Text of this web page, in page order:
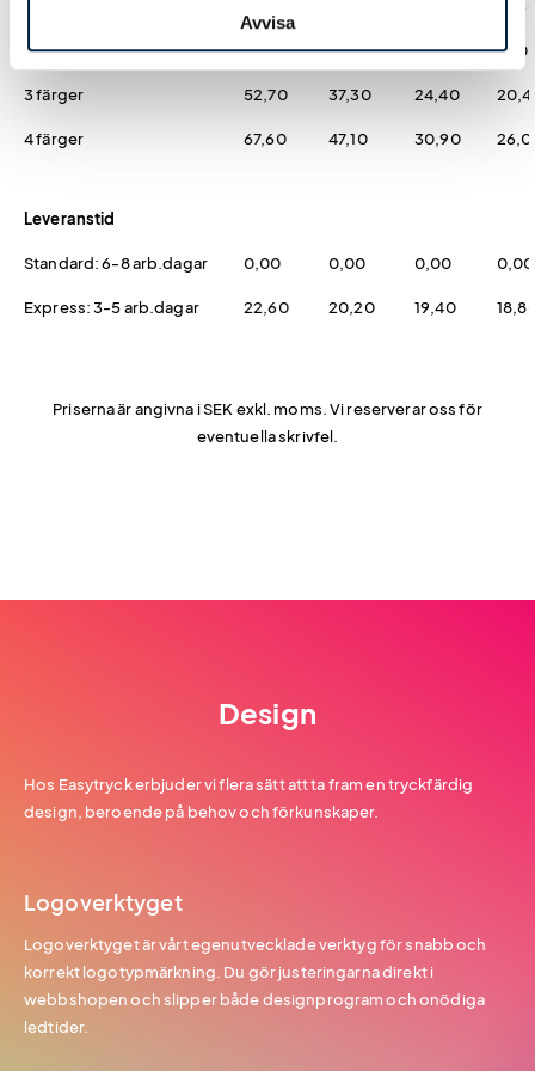
Avvisa
2 färger 38,40 27,00 18,10
3 färger 52,70 37,30 24,40
4 färger 67,60 47,10 30,90
Leveranstid
Standard: 6-8 arb.dagar 0,00 0,00 0,00 0,00
Express: 3-5 arb.dagar 22,60 20,20 19,40
Priserna är angivna i SEK exkl. moms. Vi reserverar oss för
eventuella skrivfel.
Design
Hos Easytryck erbjuder vi flera sätt att ta fram en tryckfärdig
design, beroende på behov och förkunskaper.
Logoverktyget
Logoverktyget är vårt egenutvecklade verktyg för snabb och
korrekt logotypmärkning. Du gör justeringarna direkt i
webbshopen och slipper både designprogram och onödiga
ledtider.